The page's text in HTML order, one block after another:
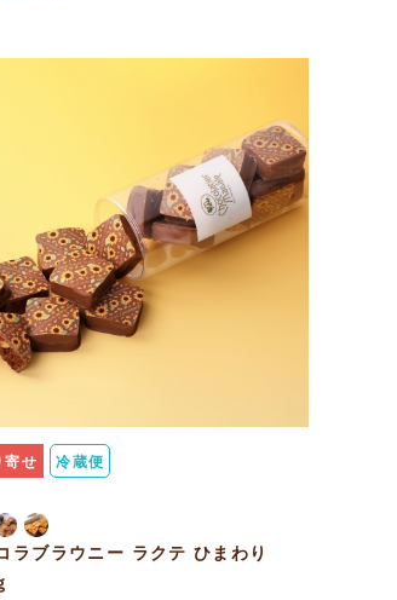
寄せ 冷蔵便
ラブラウニー ラクテ ひまわり